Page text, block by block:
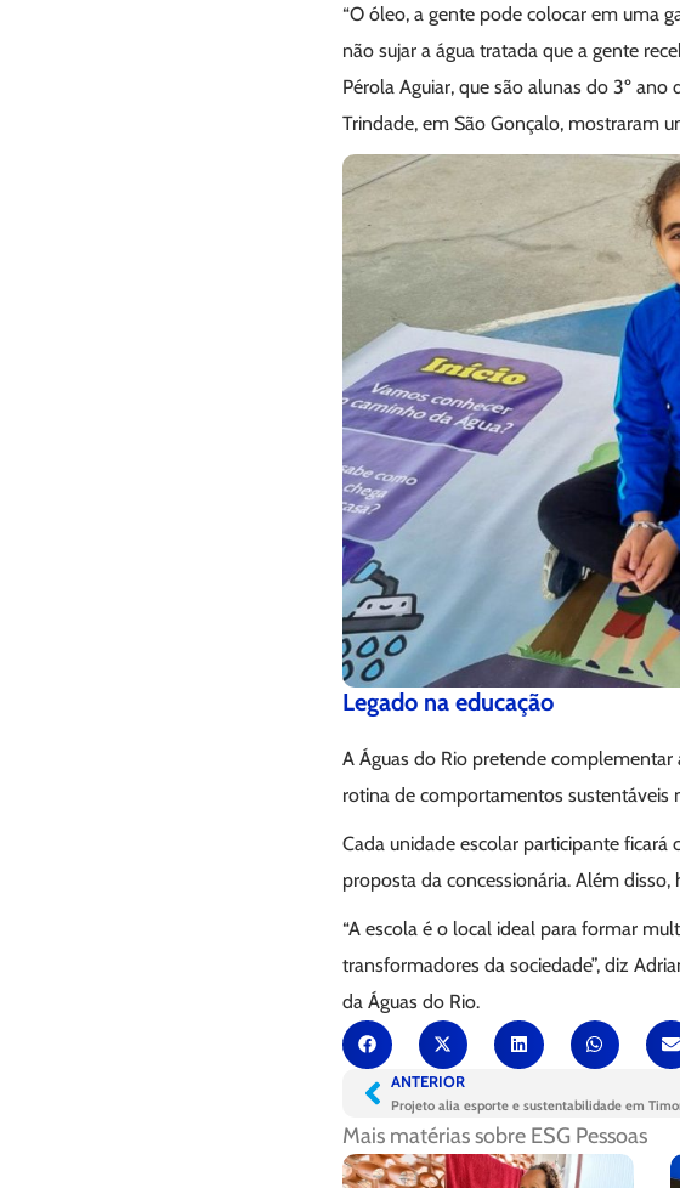
“O óleo, a gente pode colocar em uma
não sujar a água tratada que a gente
Pérola Aguiar, que são alunas do 3º
Trindade, em São Gonçalo, mostraram
Legado na educação
A Águas do Rio pretende complementar
rotina de comportamentos sustentáveis
Cada unidade escolar participante
proposta da concessionária. Além
“A escola é o local ideal para formar
transformadores da sociedade”, diz
da Águas do Rio.
ANTERIOR
Projeto alia esporte e sustentabilidade em
Mais matérias sobre ESG Pessoas